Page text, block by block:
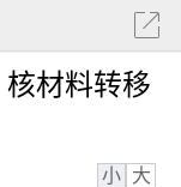
材料转移
小 大